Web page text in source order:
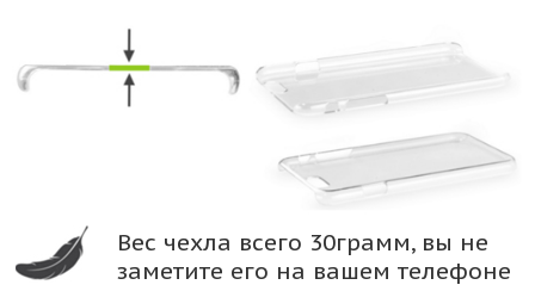
Вес чехла всего 30грамм, вы не
заметите его на вашем телефоне